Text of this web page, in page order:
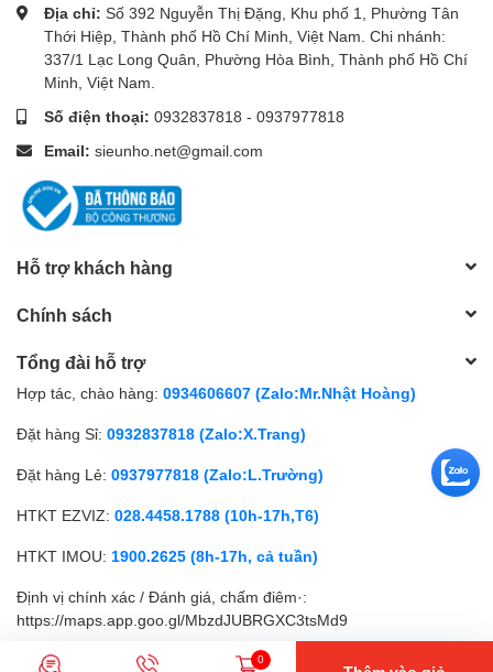
Địa chỉ: Số 392 Nguyễn Thị Đặng, Khu phố 1, Phường Tân
Thới Hiệp, Thành phố Hồ Chí Minh, Việt Nam. Chi nhánh:
337/1 Lạc Long Quân, Phường Hòa Bình, Thành phố Hồ Chí
Minh, Việt Nam.
Số điện thoại: 0932837818 - 0937977818
Email: sieunho.net@gmail.com
Hỗ trợ khách hàng
Chính sách
Tổng đài hỗ trợ
Hợp tác, chào hàng: 0934606607 (Zalo:Mr.Nhật Hoàng)
Đặt hàng Sỉ: 0932837818 (Zalo:X.Trang)
Đặt hàng Lẻ: 0937977818 (Zalo:L.Trường)
HTKT EZVIZ: 028.4458.1788 (10h-17h,T6)
HTKT IMOU: 1900.2625 (8h-17h, cả tuần)
Định vị chính xác / Đánh giá, chấm điêm·:
https://maps.app.goo.gl/MbzdJUBRGXC3tsMd9
0